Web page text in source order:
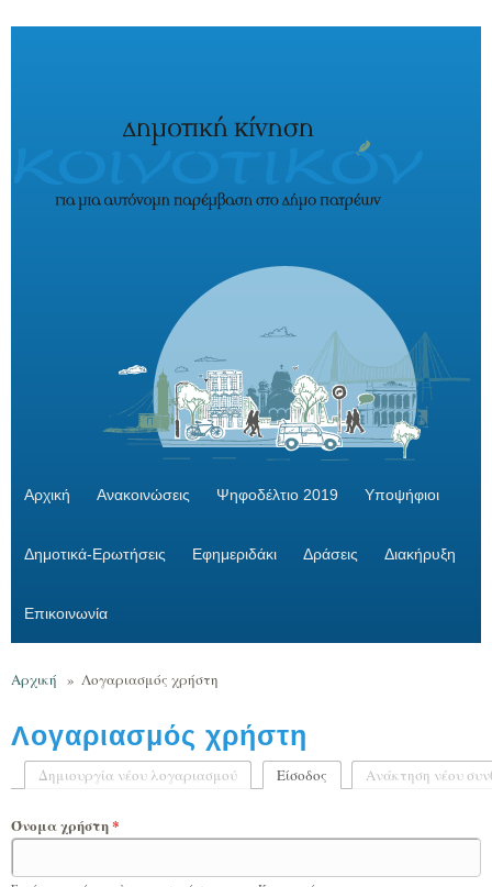
Αρχική Ανακοινώσεις Ψηφοδέλτιο 2019 Υποψήφιοι
Δημοτικά-Ερωτήσεις Εφημεριδάκι Δράσεις Διακήρυξη
Επικοινωνία
Αρχική » Λογαριασμός χρήστη
Λογαριασμός χρήστη
Δημιουργία νέου λογαριασμού Είσοδος (ενεργή καρτέλα)
Ανάκτηση νέου
Όνομα χρήστη*